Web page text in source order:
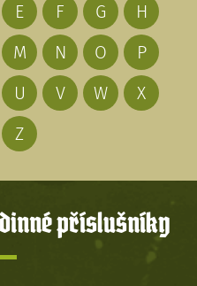
E F G
H
M N O
P
U V W
X
Z
příslušníky